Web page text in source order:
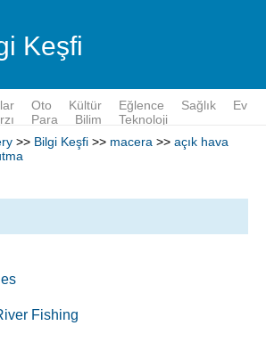
Keşfi
Oto Kültür Eğlence Sağlık
Ev
Para Bilim
Teknoloji
>> Bilgi Keşfi >> macera >> açık hava
Fishing